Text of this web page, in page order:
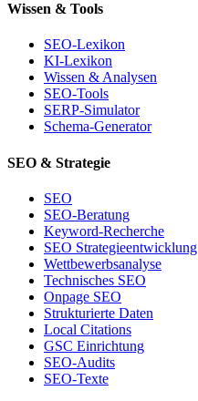
Wissen & Tools
SEO-Lexikon
KI-Lexikon
Wissen & Analysen
SEO-Tools
SERP-Simulator
Schema-Generator
SEO & Strategie
SEO
SEO-Beratung
Keyword-Recherche
SEO Strategieentwicklung
Wettbewerbsanalyse
Technisches SEO
Onpage SEO
Strukturierte Daten
Local Citations
GSC Einrichtung
SEO-Audits
SEO-Texte